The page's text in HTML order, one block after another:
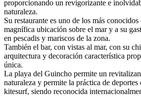
proporcionando un revigorizante e
naturaleza.
Su restaurante es uno de los más
magnífica ubicación sobre el mar y a su
en pescadis y mariscos de la zona.
También el bar, con vistas al mar, con su
arquitectura y decoración característica
única.
La playa del Guincho permite un
naturaleza y permite la práctica de
kitesurf, siendo reconocida